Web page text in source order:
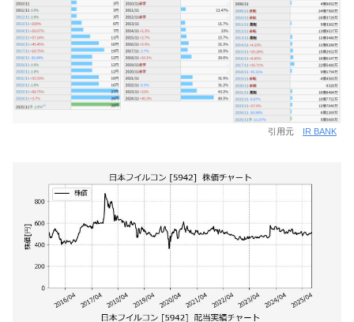
引用元 IR BANK